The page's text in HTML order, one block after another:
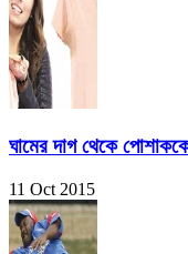
ঘামের দাগ থেকে
11 Oct 2015